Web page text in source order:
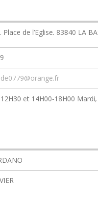
Place de l’Eglise. 83840 LA
et 14H00-18H00